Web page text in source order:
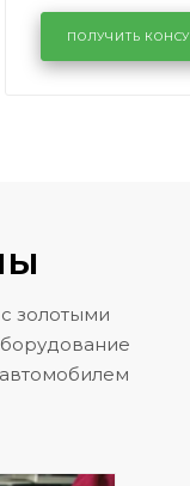
лобового
районе
Volkswagen
ПОЛУЧИТЬ
золотыми